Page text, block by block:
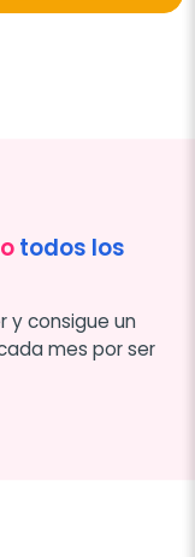
todos los
y consigue un
mes por ser